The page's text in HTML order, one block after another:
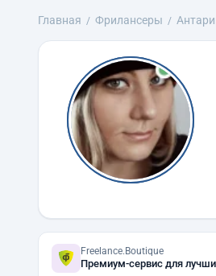
Главная Фрилансеры
Freelance.Boutique
Премиум-сервис для